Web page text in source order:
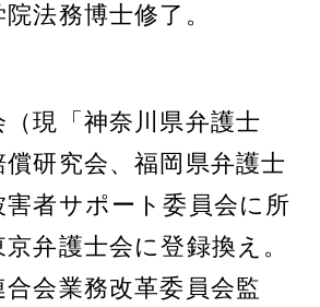
法務博士修了。
現「神奈川県弁護士
研究会、福岡県弁護士
害者サポート委員会に所
弁護士会に登録換え。
合会業務改革委員会監